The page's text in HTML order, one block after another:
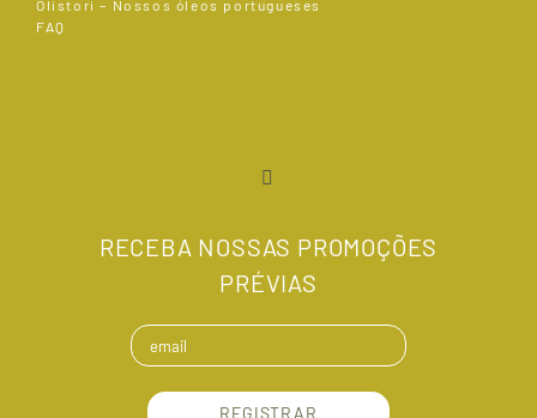
Olistori – Nossos óleos portugueses
FAQ
RECEBA NOSSAS PROMOÇÕES
PRÉVIAS